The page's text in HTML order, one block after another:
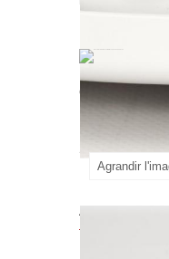
Agrandir
Leplafonnier
détection de
2030 lm.